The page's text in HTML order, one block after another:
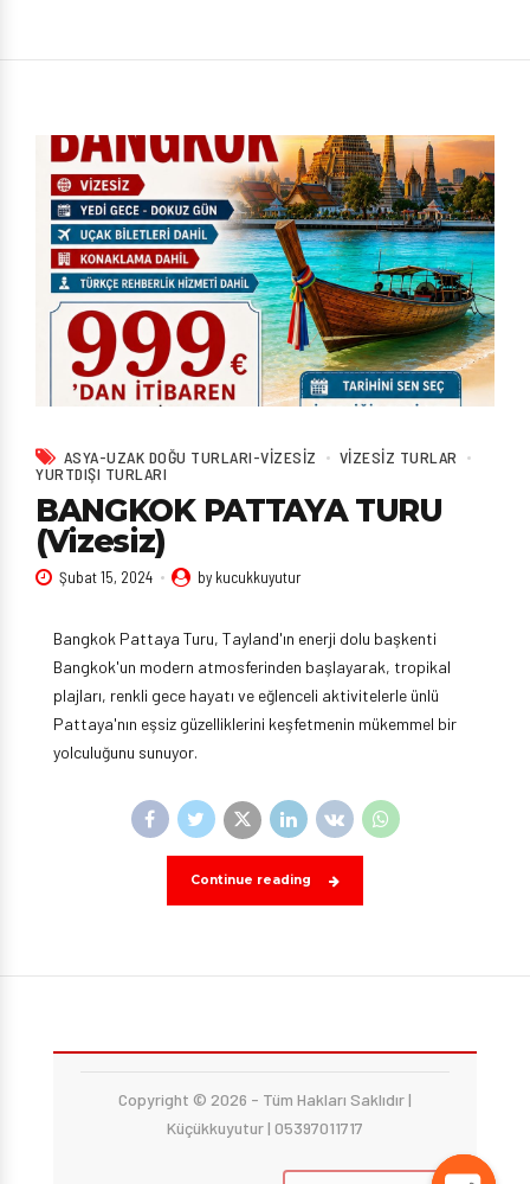
ASYA-UZAK DOĞU TURLARI-VIZESIZ
VIZESIZ TURLAR
YURTDIŞI TURLARI
BANGKOK PATTAYA TURU
(Vizesiz)
Şubat 15, 2024 by kucukkuyutur
Bangkok Pattaya Turu, Tayland'ın enerji dolu başkenti
Bangkok'un modern atmosferinden başlayarak, tropikal
plajları, renkli gece hayatı ve eğlenceli aktivitelerle ünlü
Pattaya'nın eşsiz güzelliklerini keşfetmenin mükemmel bir
yolculuğunu sunuyor.
Continue reading
Copyright © 2026 - Tüm Hakları Saklıdır |
Küçükkuyutur | 05397011717